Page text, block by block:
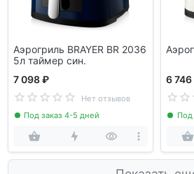
Аэрогриль BRAYER BR 2036
5л таймер син.
7 098 ₽
Нет отзывов
Под заказ 4-5 дней
6
Под